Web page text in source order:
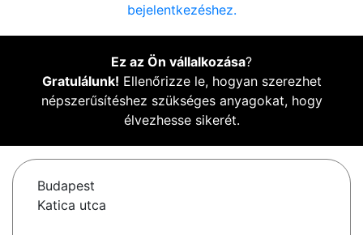
bejelentkezéshez.
Ez az Ön vállalkozása?
Gratulálunk! Ellenőrizze le, hogyan szerezhet
népszerűsítéshez szükséges anyagokat, hogy
élvezhesse sikerét.
Budapest
Katica utca